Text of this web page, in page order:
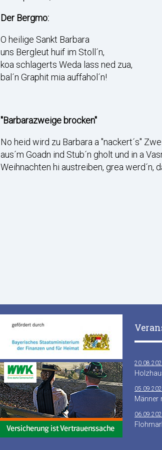
Der Bergmo:
O heilige Sankt Barbara
uns Bergleut huif im Stoll´n,
koa schlagerts Weda lass ned zua,
bal´n Graphit mia auffahol´n!
"Barbarazweige brocken"
No heid wird zu Barbara a "nackert´s"
aus´m Goadn ind Stub´n gholt und in a
Weihnachten hi austreiben, grea werd´n,
Männer